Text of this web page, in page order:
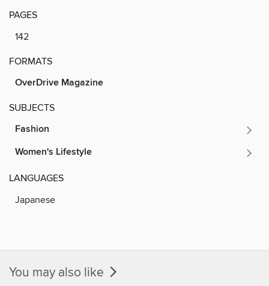
PAGES
142
FORMATS
OverDrive Magazine
SUBJECTS
Fashion
Women's Lifestyle
LANGUAGES
Japanese
You may also like